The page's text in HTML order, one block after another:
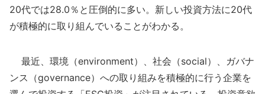
20代では28.0％と圧倒的に多い。新しい投資方法に20代
が積極的に取り組んでいることがわかる。
最近、環境（environment）、社会（social）、ガバナ
ンス（governance）への取り組みを積極的に行う企業を